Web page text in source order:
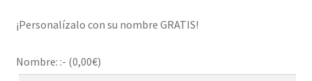
¡Personalízalo con su nombre GRATIS!
Nombre: :- (0,00€)